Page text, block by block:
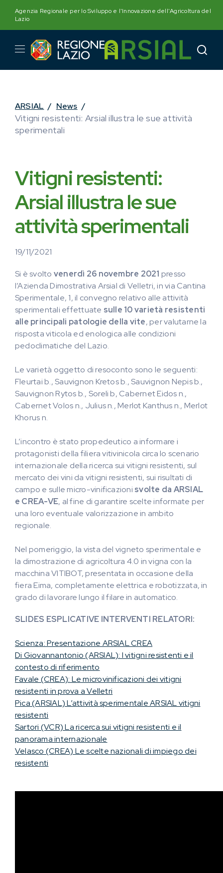
content
Agenzia Regionale per lo Sviluppo e l'Innovazione dell'Agricoltura del
Lazio
ARSIAL / News /
Vitigni resistenti: Arsial illustra le sue attività
sperimentali
Vitigni resistenti:
Arsial illustra le sue
attività sperimentali
19/11/2021
Si è svolto venerdì 26 novembre 2021 presso
l’Azienda Dimostrativa Arsial di Velletri, in via Cantina
Sperimentale, 1, il convegno relativo alle attività
sperimentali effettuate sulle 10 varietà resistenti
alle principali patologie della vite, per valutarne la
risposta viticola ed enologica alle condizioni
pedoclimatiche del Lazio.
Le varietà oggetto di resoconto sono le seguenti:
Fleurtai b., Sauvignon Kretos b., Sauvignon Nepis b.,
Sauvignon Rytos b., Soreli b, Cabernet Eidos n.,
Cabernet Volos n., Julius n., Merlot Kanthus n., Merlot
Khorus n.
L’incontro è stato propedeutico a informare i
protagonisti della filiera vitivinicola circa lo scenario
internazionale della ricerca sui vitigni resistenti, sul
mercato dei vini da vitigni resistenti, sui risultati di
campo e sulle micro-vinificazioni svolte da ARSIAL
e CREA-VE, al fine di garantire scelte informate per
una loro eventuale valorizzazione in ambito
regionale.
Nel pomeriggio, la vista del vigneto sperimentale e
la dimostrazione di agricoltura 4.0 in vigna con la
macchina VITIBOT, presentata in occasione della
fiera Eima, completamente elettrica e robotizzata, in
grado di lavorare lungo il filare in automatico.
SLIDES ESPLICATIVE INTERVENTI RELATORI:
Scienza: Presentazione ARSIAL CREA
Di Giovannantonio (ARSIAL): I vitigni resistenti e il
contesto di riferimento
Favale (CREA): Le microvinificazioni dei vitigni
resistenti in prova a Velletri
Pica (ARSIAL) L’attività sperimentale ARSIAL vitigni
resistenti
Sartori (VCR) La ricerca sui vitigni resistenti e il
panorama internazionale
Velasco (CREA) Le scelte nazionali di impiego dei
resistenti